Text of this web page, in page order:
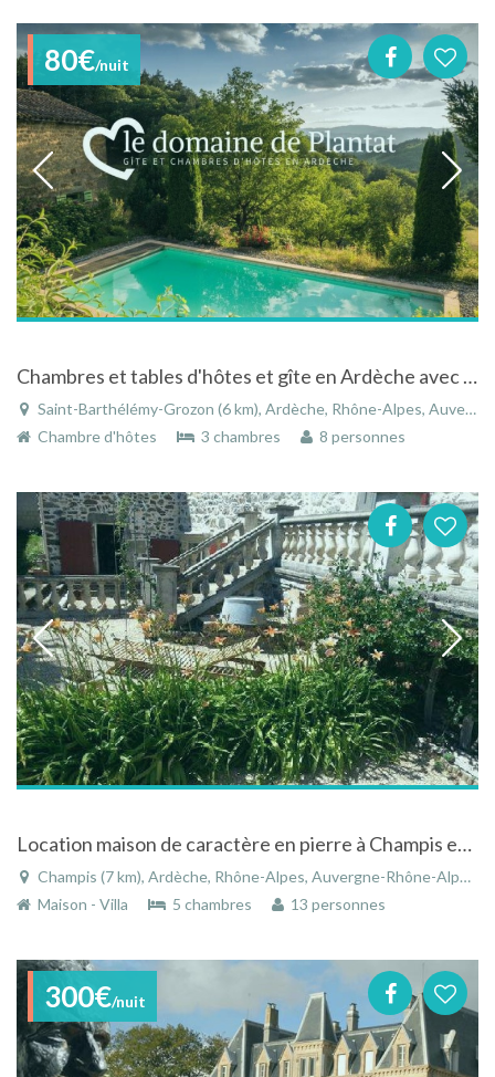
80€/nuit
Chambres et tables d'hôtes et gîte en Ardèche avec piscine au coeur de la forêt
Saint-Barthélémy-Grozon (6 km), Ardèche, Rhône-Alpes, Auvergne-Rhône-Alpes, France
Chambre d'hôtes
3 chambres 8 personnes
Location maison de caractère en pierre à Champis en Ardèche en Rhône-Alpes avec piscine
Champis (7 km), Ardèche, Rhône-Alpes, Auvergne-Rhône-Alpes, France
Maison - Villa
5 chambres 13 personnes
300€/nuit